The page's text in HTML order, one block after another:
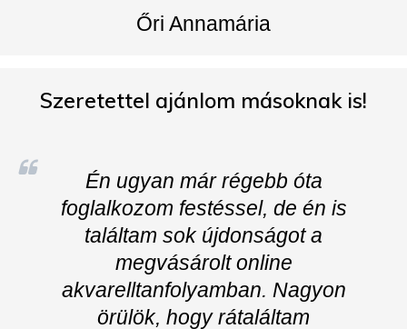
Őri Annamária
Szeretettel ajánlom másoknak is!
Én ugyan már régebb óta
foglalkozom festéssel, de én is
találtam sok újdonságot a
megvásárolt online
akvarelltanfolyamban. Nagyon
örülök, hogy rátaláltam